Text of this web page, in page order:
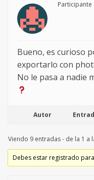
Participante
Bueno, es curioso
exportarlo con
No le pasa a nadie
Autor
Viendo 9 entradas - de la 1 a
Debes estar registrado